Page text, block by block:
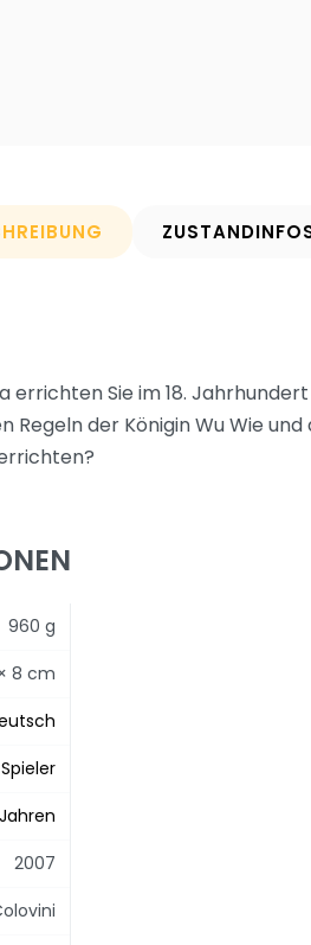
Sie im 18.
Regeln der Königin Wu Wie
960 g
8 cm
2007